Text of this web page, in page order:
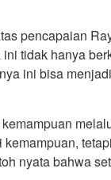
pencapaian
tidak hanya
ini bisa
nyata bahwa